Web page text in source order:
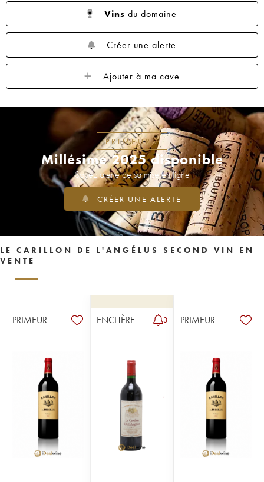
Vins du domaine
Créer une alerte
Ajouter à ma cave
PRIMEURS
Millésime 2025 disponible
Soyez alerté de sa mise en ligne
CRÉER UNE ALERTE
LE CARILLON DE L'ANGÉLUS SECOND VIN EN
VENTE
PRIMEUR ENCHÈRE 3 PRIMEUR